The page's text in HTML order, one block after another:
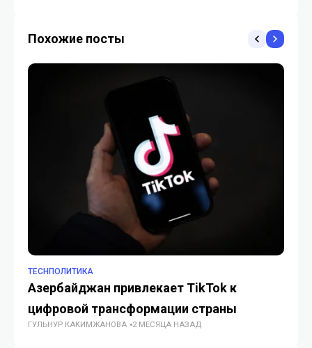
Похожие посты
TECHПОЛИТИКА
Азербайджан привлекает TikTok к
цифровой трансформации страны
ГУЛЬНУР КАКИМЖАНОВА 2 МЕСЯЦА НАЗАД